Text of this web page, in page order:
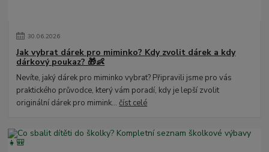
30.06.2026
Jak vybrat dárek pro miminko? Kdy zvolit dárek a kdy
dárkový poukaz? 🎁👶
Nevíte, jaký dárek pro miminko vybrat? Připravili jsme pro vás
praktického průvodce, který vám poradí, kdy je lepší zvolit
originální dárek pro mimink...číst celé